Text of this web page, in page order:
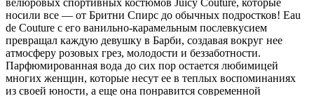
велюровых спортивных костюмов Juicy Couture, которые
носили все — от Бритни Спирс до обычных подростков! Eau
de Couture с его ванильно-карамельным послевкусием
превращал каждую девушку в Барби, создавая вокруг нее
атмосферу розовых грез, молодости и беззаботности.
Парфюмированная вода до сих пор остается любимицей
многих женщин, которые несут ее в теплых воспоминаниях
из своей юности, а еще она понравится современной